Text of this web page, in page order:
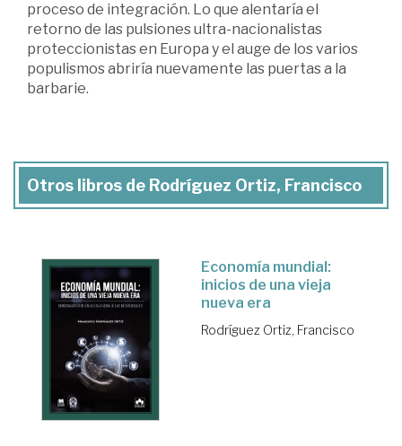
proceso de integración. Lo que alentaría el
retorno de las pulsiones ultra-nacionalistas
proteccionistas en Europa y el auge de los varios
populismos abriría nuevamente las puertas a la
barbarie.
Otros libros de Rodríguez Ortiz, Francisco
Economía mundial:
inicios de una vieja
nueva era
Rodríguez Ortiz, Francisco